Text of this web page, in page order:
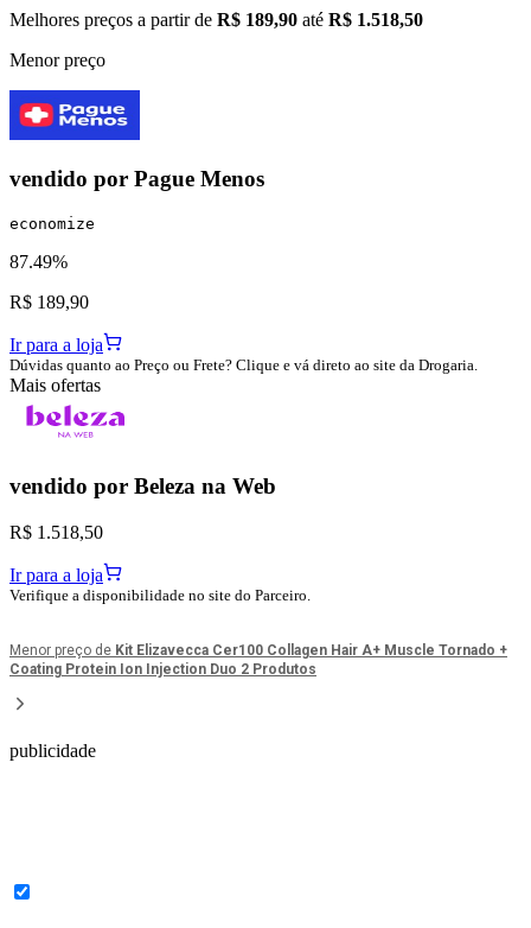
Melhores preços a partir de R$ 189,90 até R$ 1.518,50
Menor preço
vendido por Pague Menos
economize
87.49%
R$ 189,90
Ir para a loja
Dúvidas quanto ao Preço ou Frete? Clique e vá direto ao site da Drogaria.
Mais ofertas
vendido por Beleza na Web
R$ 1.518,50
Ir para a loja
Verifique a disponibilidade no site do Parceiro.
Menor preço de Kit Elizavecca Cer100 Collagen Hair A+ Muscle Tornado +
Coating Protein Ion Injection Duo 2 Produtos
publicidade